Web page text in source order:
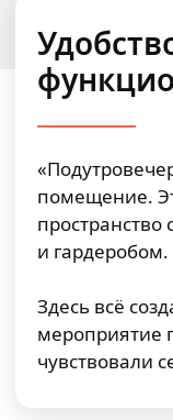
помещение.
и гардеробом.
Здесь всё
мероприятие
чувствовали